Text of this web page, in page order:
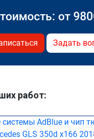
от
Задать
работ: